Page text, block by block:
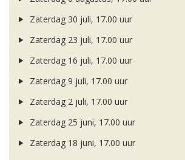
Zaterdag 30 juli, 17.00 uur
Zaterdag 23 juli, 17.00 uur
Zaterdag 16 juli, 17.00 uur
Zaterdag 9 juli, 17.00 uur
Zaterdag 2 juli, 17.00 uur
Zaterdag 25 juni, 17.00 uur
Zaterdag 18 juni, 17.00 uur